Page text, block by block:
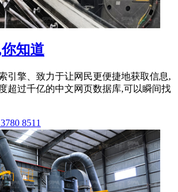
知道
引擎、致力于让网民更便捷地获取信息,
超过千亿的中文网页数据库,可以瞬间找
8511